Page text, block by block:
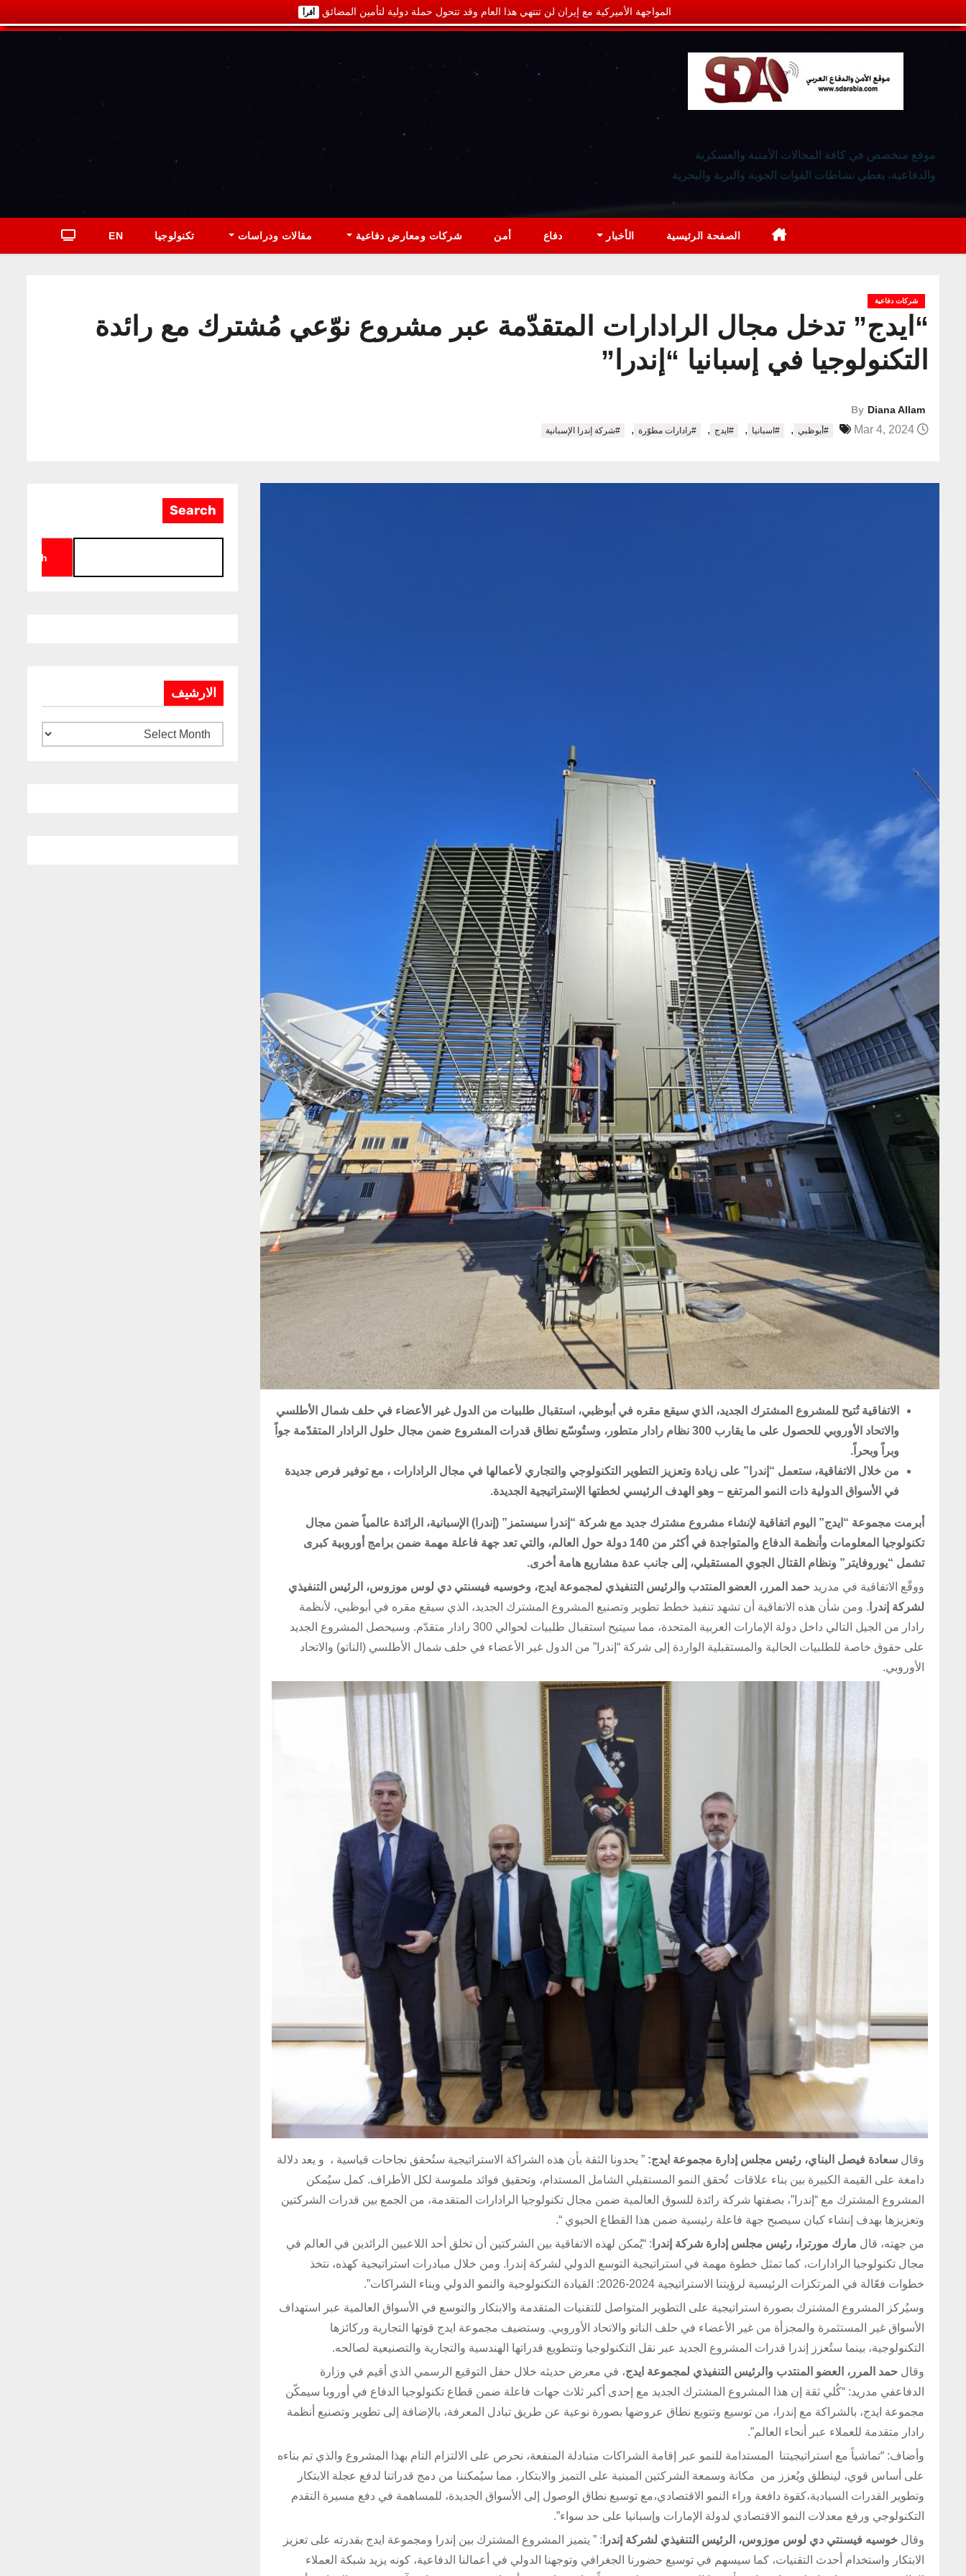
المواجهة الأميركية مع إيران لن تنتهي هذا العام وقد تتحول حملة دولية لتأمين المضائق أقرأ
موقع متخصص في كافة المجالات الأمنية والعسكرية
والدفاعية، يغطي نشاطات القوات الجوية والبرية والبحرية
الصفحة الرئيسية الأخبار دفاع أمن شركات ومعارض دفاعية مقالات ودراسات تكنولوجيا EN
شركات دفاعية
“ايدج” تدخل مجال الرادارات المتقدّمة عبر مشروع نوّعي مُشترك مع رائدة
التكنولوجيا في إسبانيا “إندرا”
By Diana Allam
#أبوظبي , #اسبانيا , #ايدج , #رادارات مطوّرة , #شركة إندرا الإسبانية
الاتفاقية تُتيح للمشروع المشترك الجديد، الذي سيقع مقره في أبوظبي، استقبال طلبيات من الدول غير الأعضاء في حلف شمال الأطلسي
والاتحاد الأوروبي للحصول على ما يقارب 300 نظام رادار متطور، وستُوسّع نطاق قدرات المشروع ضمن مجال حلول الرادار المتقدّمة جواً
وبراً وبحراً.
من خلال الاتفاقية، ستعمل “إندرا” على زيادة وتعزيز
التطوير التكنولوجي والتجاري لأعمالها في مجال الرادارات ، مع توفير فرص جديدة
في الأسواق الدولية ذات النمو المرتفع – وهو الهدف الرئيسي لخطتها الإستراتيجية الجديدة.
أبرمت مجموعة “ايدج” اليوم اتفاقية لإنشاء مشروع مشترك جديد مع شركة “إندرا سيستمز” (إندرا) الإسبانية، الرائدة عالمياً ضمن مجال
تكنولوجيا المعلومات وأنظمة الدفاع والمتواجدة في أكثر من 140 دولة حول العالم، والتي تعد جهة فاعلة مهمة ضمن برامج أوروبية كبرى
تشمل “يوروفايتر” ونظام القتال الجوي المستقبلي، إلى جانب عدة مشاريع هامة أخرى.
ووقّع الاتفاقية في مدريد حمد المرر، العضو المنتدب والرئيس التنفيذي لمجموعة ايدج، وخوسيه فيسنتي دي لوس موزوس، الرئيس التنفيذي
لشركة إندرا . ومن شأن هذه الاتفاقية أن تشهد تنفيذ خطط تطوير وتصنيع المشروع المشترك الجديد، الذي سيقع مقره في أبوظبي، لأنظمة
رادار من الجيل التالي داخل دولة الإمارات العربية المتحدة، مما سيتيح استقبال طلبيات لحوالي 300 رادار متقدّم. وسيحصل المشروع الجديد
على حقوق خاصة للطلبيات الحالية والمستقبلية الواردة إلى شركة “إندرا” من الدول غير الأعضاء في حلف شمال الأطلسي (الناتو) والاتحاد
الأوروبي.
وقال سعادة فيصل البناي، رئيس مجلس إدارة مجموعة ايدج: ” يحدونا الثقة بأن هذه الشراكة الاستراتيجية ستُحقق نجاحات قياسية ، و يعد دلالة
دامغة على القيمة الكبيرة بين بناء علاقات تُحقق النمو المستقبلي الشامل المستدام، وتحقيق فوائد ملموسة لكل الأطراف. كمل سيُمكن
المشروع المشترك مع “إندرا”، بصفتها شركة رائدة للسوق العالمية ضمن مجال تكنولوجيا الرادارات المتقدمة، من الجمع بين قدرات الشركتين
وتعزيزها بهدف إنشاء كيان سيصبح جهة فاعلة رئيسية ضمن هذا القطاع الحيوي “.
من جهته، قال مارك مورترا، رئيس مجلس إدارة شركة إندرا : “يُمكن لهذه الاتفاقية بين الشركتين أن تخلق أحد اللاعبين الرائدين في العالم في
مجال تكنولوجيا الرادارات، كما تمثل خطوة مهمة في استراتيجية التوسع الدولي لشركة إندرا. ومن خلال مبادرات استراتيجية كهذه، نتخذ
خطوات فعّالة في المرتكزات الرئيسية لرؤيتنا الاستراتيجية 2024-2026: القيادة التكنولوجية والنمو الدولي وبناء الشراكات”.
وسيُركز المشروع المشترك بصورة استراتيجية على التطوير المتواصل للتقنيات المتقدمة والابتكار والتوسع في الأسواق العالمية عبر استهداف
الأسواق غير المستثمرة والمجزأة من غير الأعضاء في حلف الناتو والاتحاد الأوروبي. وستضيف مجموعة ايدج قوتها التجارية وركائزها
التكنولوجية، بينما ستُعزز إندرا قدرات المشروع الجديد عبر نقل التكنولوجيا وتتطويع قدراتها الهندسية والتجارية والتصنيعية لصالحه.
وقال حمد المرر، العضو المنتدب والرئيس التنفيذي لمجموعة ايدج، في معرض حديثه خلال حفل التوقيع الرسمي الذي أقيم في وزارة
الدفاعفي مدريد: “كُلي ثقة إن هذا المشروع المشترك الجديد مع إحدى أكبر ثلاث جهات فاعلة ضمن قطاع تكنولوجيا الدفاع في أوروبا سيمكّن
مجموعة ايدج، بالشراكة مع إندرا، من توسيع وتنويع نطاق عروضها بصورة نوعية عن طريق تبادل المعرفة، بالإضافة إلى تطوير وتصنيع أنظمة
رادار متقدمة للعملاء عبر أنحاء العالم”.
وأضاف: “تماشياً مع استراتيجيتنا المستدامة للنمو عبر إقامة الشراكات متبادلة المنفعة، نحرص على الالتزام التام بهذا المشروع والذي تم بناءه
على أساس قوي، لينطلق ويُعزز من مكانة وسمعة الشركتين المبنية على التميز والابتكار، مما سيُمكننا من دمج قدراتنا لدفع عجلة الابتكار
وتطوير القدرات السيادية،كقوة دافعة وراء النمو الاقتصادي،مع توسيع نطاق الوصول إلى الأسواق الجديدة، للمساهمة في دفع مسيرة التقدم
التكنولوجي ورفع معدلات النمو الاقتصادي لدولة الإمارات وإسبانيا على حد سواء”.
وقال خوسيه فيسنتي دي لوس موزوس، الرئيس التنفيذي لشركة إندرا : ” يتميز المشروع المشترك بين إندرا ومجموعة ايدج بقدرته على تعزيز
الابتكار واستخدام أحدث التقنيات، كما سيسهم في توسيع حضورنا الجغرافي وتوجهنا الدولي في أعمالنا الدفاعية، كونه يزيد شبكة العملاء
Search
Search
الارشيف